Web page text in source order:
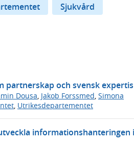
Sjukvård
partnerskap och svensk expertis
Dousa, Jakob Forssmed, Simona
, Utrikesdepartementet
informationshanteringen i